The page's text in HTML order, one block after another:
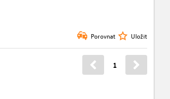
Porovnat Uložit
1